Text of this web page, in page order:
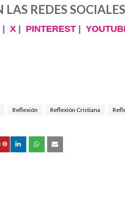
LAS REDES
X| PINTEREST|
Reflexión Reflexión Cristiana